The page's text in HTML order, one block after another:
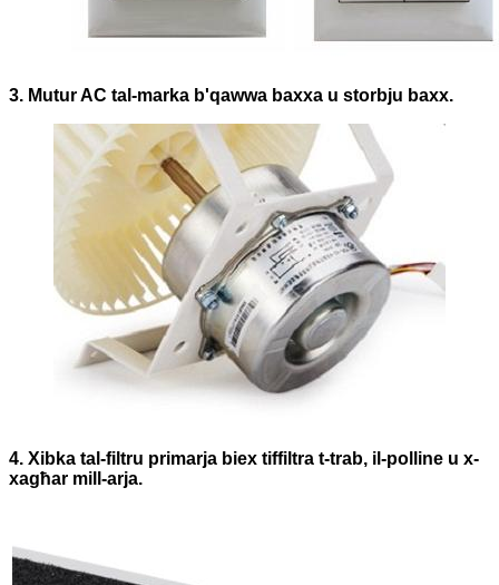
3. Mutur AC tal-marka b'qawwa baxxa u storbju baxx.
4. Xibka tal-filtru primarja biex tiffiltra t-trab, il-polline u x-
xagħar mill-arja.